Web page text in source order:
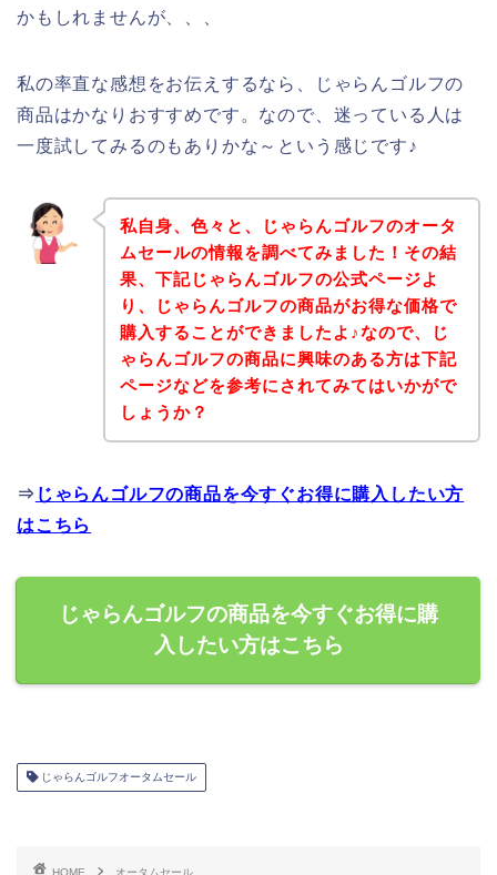
かもしれませんが、、、
私の率直な感想をお伝えするなら、じゃらんゴルフの
商品はかなりおすすめです。なので、迷っている人は
一度試してみるのもありかな～という感じです♪
私自身、色々と、じゃらんゴルフのオータ
ムセールの情報を調べてみました！その結
果、下記じゃらんゴルフの公式ページよ
り、じゃらんゴルフの商品がお得な価格で
購入することができましたよ♪なので、じ
ゃらんゴルフの商品に興味のある方は下記
ページなどを参考にされてみてはいかがで
しょうか？
⇒ じゃらんゴルフの商品を今すぐお得に購入したい方
はこちら
じゃらんゴルフの商品を今すぐお得に購
入したい方はこちら
じゃらんゴルフオータムセール
HOME オータムセール